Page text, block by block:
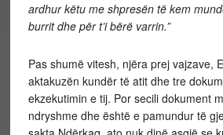
ardhur këtu me shpresën të kem
burrit dhe për t’i bërë varrin.”
Pas shumë vitesh, njëra prej vajzave,
aktakuzën kundër të atit dhe tre
ekzekutimin e tij. Por secili dokument
ndryshme dhe është e pamundur të